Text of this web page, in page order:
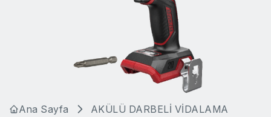
Ana Sayfa
AKÜLÜ DARBELİ VİDALAMA